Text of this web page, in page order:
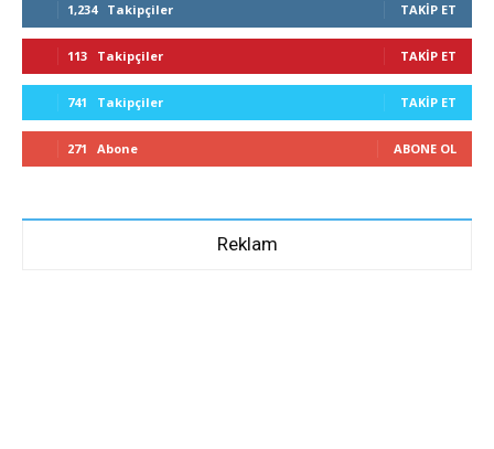
1,234 Takipçiler TAKIP ET
113 Takipçiler TAKIP ET
741 Takipçiler TAKIP ET
271 Abone ABONE OL
Reklam